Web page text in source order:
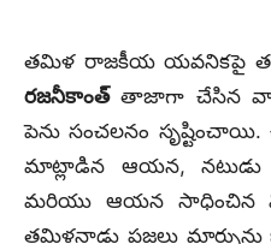
తమిళ రాజకీయ యవనికపై
రజనీకాంత్తాజాగా చేసిన
పెను సంచలనం
మాట్లాడిన ఆయన, నటుడు
మరియు ఆయన సాధించిన
తమిళనాడు ప్రజలు